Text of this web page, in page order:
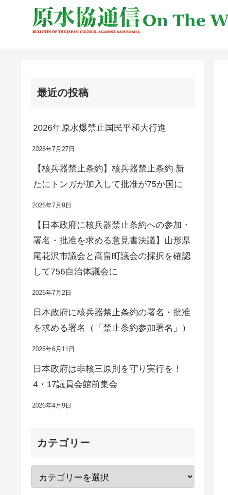
最近の投稿
2026年原水爆禁止国民平和大行進
2026年7月27日
【核兵器禁止条約】核兵器禁止条約 新
たにトンガが加入して批准が75か国に
2026年7月9日
【日本政府に核兵器禁止条約への参加・
署名・批准を求める意見書決議】山形県
尾花沢市議会と高畠町議会の採択を確認
して756自治体議会に
2026年7月2日
日本政府に核兵器禁止条約の署名・批准
を求める署名（「禁止条約参加署名」）
2026年6月11日
日本政府は非核三原則を守り実行を！
4・17議員会館前集会
2026年4月9日
カテゴリー